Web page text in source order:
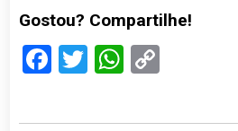
Gostou? Compartilhe!
Facebook
TwitterWhatsApp